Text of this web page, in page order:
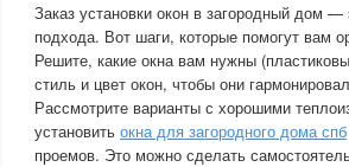
Заказ установки окон в загородный дом —
подхода. Вот шаги, которые помогут вам
Решите, какие окна вам нужны
стиль и цвет окон, чтобы они
Рассмотрите варианты с хорошими
установить окна для загородного дома спб
проемов. Это можно сделать